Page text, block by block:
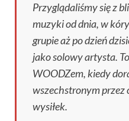
Przyglądaliśmy się z
muzyki od dnia, w
grupie aż po dzień
jako solowy artysta.
WOODZem, kiedy
wszechstronym przez
wysiłek.